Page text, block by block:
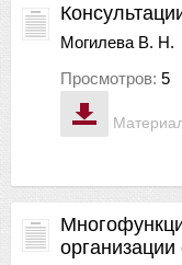
Могилева В. Н.
Просмотров: 5